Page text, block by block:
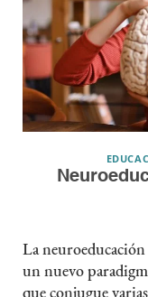
La
un nuevo
que conjugue